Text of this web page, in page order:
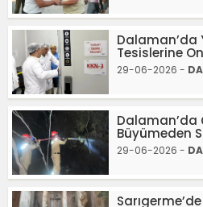
Dalaman’da
Tesislerine
29-06-2026 -
Dalaman’da
Büyümeden
29-06-2026 -